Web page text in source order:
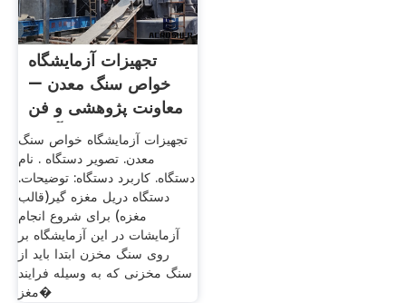
تجهیزات آزمایشگاه
خواص سنگ معدن –
معاونت پژوهشی و فن
آوری
تجهیزات آزمایشگاه خواص سنگ
معدن. تصویر دستگاه . نام
دستگاه. کاربرد دستگاه: توضیحات.
دستگاه دریل مغزه گیر(قالب
مغزه) برای شروع انجام
آزمایشات در این آزمایشگاه بر
روی سنگ مخزن ابتدا باید از
سنگ مخزنی که به وسیله فرایند
مغز�